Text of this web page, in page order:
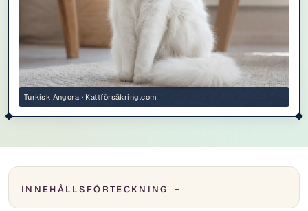
Turkisk Angora · Kattförsäkring.com
INNEHÅLLSFÖRTECKNING